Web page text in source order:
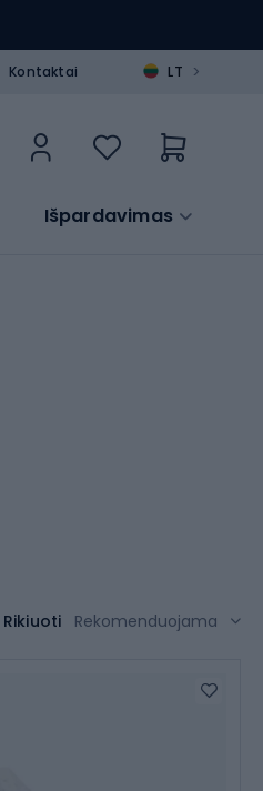
Kontaktai LT >
Išpardavimas
Rikiuoti Rekomenduojama